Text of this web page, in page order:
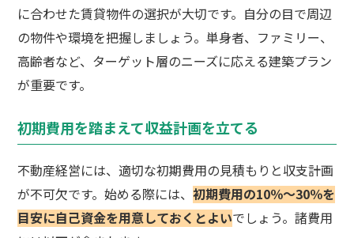
に合わせた賃貸物件の選択が大切です。自分の目で周辺
の物件や環境を把握しましょう。単身者、ファミリー、
高齢者など、ターゲット層のニーズに応える建築プラン
が重要です。
初期費用を踏まえて収益計画を立てる
不動産経営には、適切な初期費用の見積もりと収支計画
が不可欠です。始める際には、初期費用の10％～30％を
目安に自己資金を用意しておくとよいでしょう。諸費用